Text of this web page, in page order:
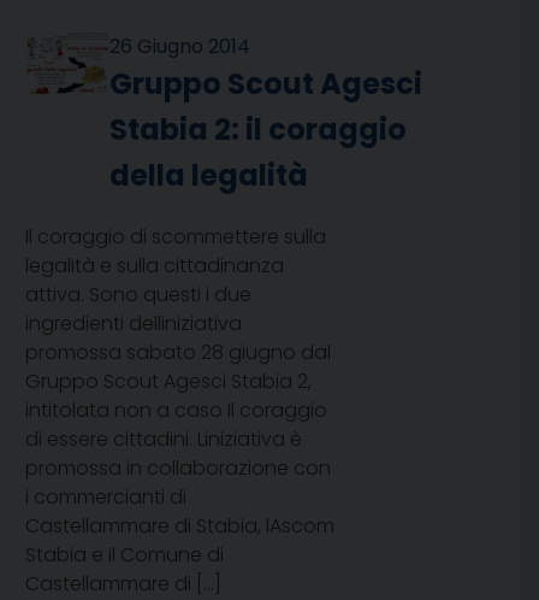
26 Giugno 2014
Gruppo Scout Agesci
Stabia 2: il coraggio
della legalità
Il coraggio di scommettere sulla
legalità e sulla cittadinanza
attiva. Sono questi i due
ingredienti delliniziativa
promossa sabato 28 giugno dal
Gruppo Scout Agesci Stabia 2,
intitolata non a caso Il coraggio
di essere cittadini. Liniziativa è
promossa in collaborazione con
i commercianti di
Castellammare di Stabia, lAscom
Stabia e il Comune di
Castellammare di […]